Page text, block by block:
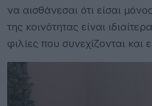
να αισθάνεσαι ότι είσαι
της κοινότητας είναι
φιλίες που συνεχίζονται και